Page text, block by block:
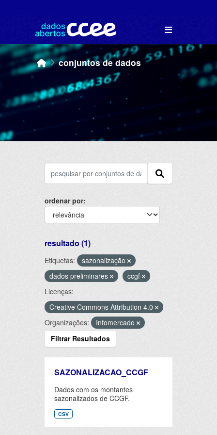
conjuntos de dados
ordenar por
resultado (1)
Etiquetas:
sazonalização
dados preliminares
ccgf
Licenças:
Creative Commons Attribution 4.0
Organizações:
Infomercado
Filtrar Resultados
SAZONALIZACAO_CCGF
Dados com os montantes
sazonalizados de CCGF.
CSV